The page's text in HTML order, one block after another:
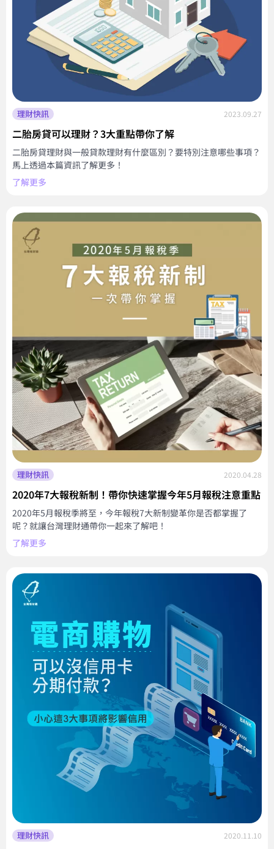
理財快訊 2023.09.27
二胎房貸可以理財？3大重點帶你了解
二胎房貸理財與一般貸款理財有什麼區別？要特別注意哪些事項？
馬上透過本篇資訊了解更多！
了解更多
理財快訊 2020.04.28
2020年7大報稅新制！帶你快速掌握今年5月報稅注意重點
2020年5月報稅季將至，今年報稅7大新制變革你是否都掌握了
呢？就讓台灣理財通帶你一起來了解吧！
了解更多
理財快訊 2020.11.10